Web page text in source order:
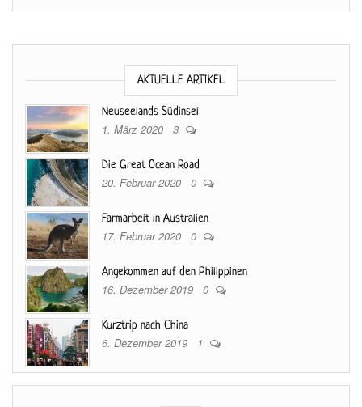
AKTUELLE ARTIKEL
Neuseelands Südinsel
1. März 2020 3
Die Great Ocean Road
20. Februar 2020 0
Farmarbeit in Australien
17. Februar 2020 0
Angekommen auf den Philippinen
16. Dezember 2019 0
Kurztrip nach China
6. Dezember 2019 1